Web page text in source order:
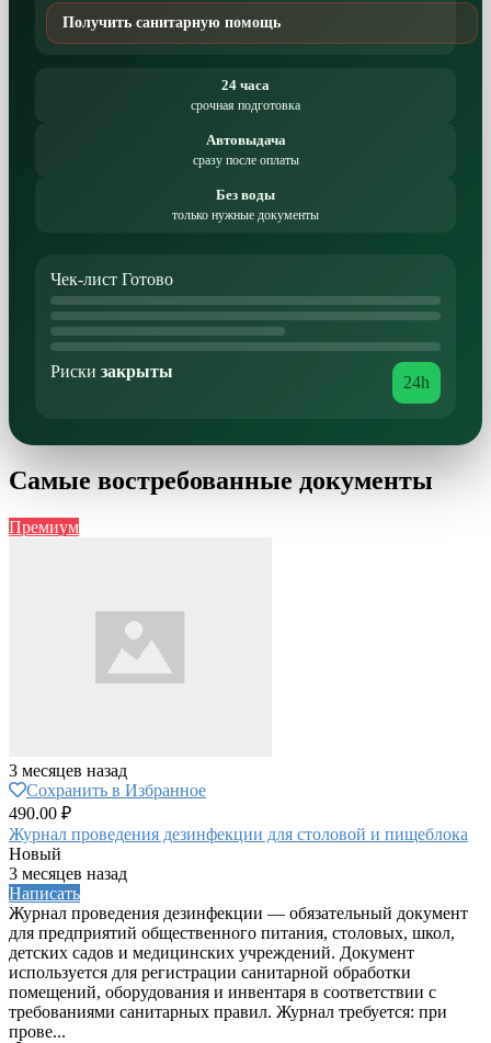
Получить санитарную помощь
24 часа
срочная подготовка
Автовыдача
сразу после оплаты
Без воды
только нужные документы
Чек-лист Готово
Риски закрыты
24h
Самые востребованные документы
Премиум
3 месяцев назад
Сохранить в Избранное
490.00 ₽
Журнал проведения дезинфекции для столовой и пищеблока
Новый
3 месяцев назад
Написать
Журнал проведения дезинфекции — обязательный документ
для предприятий общественного питания, столовых, школ,
детских садов и медицинских учреждений. Документ
используется для регистрации санитарной обработки
помещений, оборудования и инвентаря в соответствии с
требованиями санитарных правил. Журнал требуется: при
прове...